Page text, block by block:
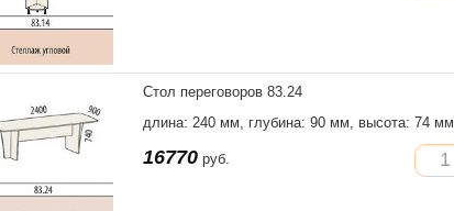
Стол переговоров 83.24
длина: 240 мм, глубина: 90 мм, высота: 74 мм
16770 руб.